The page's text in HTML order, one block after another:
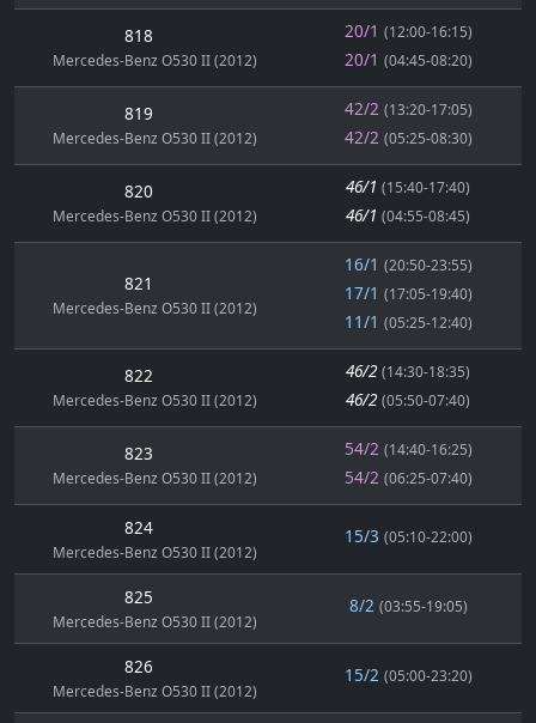
818
Mercedes-Benz O530 II (2012)
20/1 (12:00-16:15)
20/1 (04:45-08:20)
819
Mercedes-Benz O530 II (2012)
42/2 (13:20-17:05)
42/2 (05:25-08:30)
820
Mercedes-Benz O530 II (2012)
46/1 (15:40-17:40)
46/1 (04:55-08:45)
821
Mercedes-Benz O530 II (2012)
16/1 (20:50-23:55)
17/1 (17:05-19:40)
11/1 (05:25-12:40)
822
Mercedes-Benz O530 II (2012)
46/2 (14:30-18:35)
46/2 (05:50-07:40)
823
Mercedes-Benz O530 II (2012)
54/2 (14:40-16:25)
54/2 (06:25-07:40)
824
Mercedes-Benz O530 II (2012)
15/3 (05:10-22:00)
825
Mercedes-Benz O530 II (2012)
8/2 (03:55-19:05)
826
Mercedes-Benz O530 II (2012)
15/2 (05:00-23:20)